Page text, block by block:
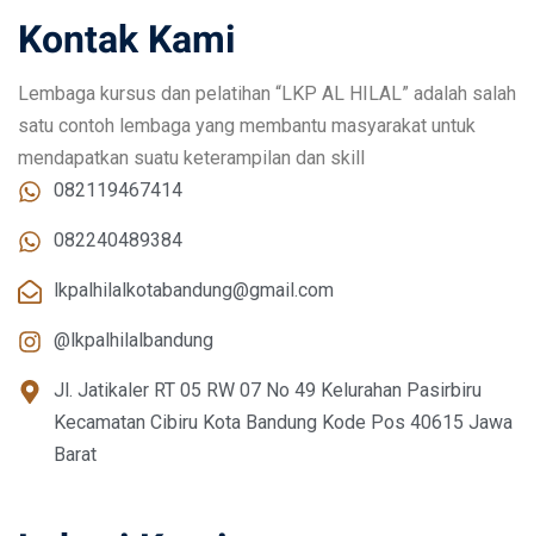
Kontak Kami
Lembaga kursus dan pelatihan “LKP AL HILAL” adalah salah
satu contoh lembaga yang membantu masyarakat untuk
mendapatkan suatu keterampilan dan skill
082119467414
082240489384
lkpalhilalkotabandung@gmail.com
@lkpalhilalbandung
Jl. Jatikaler RT 05 RW 07 No 49 Kelurahan Pasirbiru
Kecamatan Cibiru Kota Bandung Kode Pos 40615 Jawa
Barat